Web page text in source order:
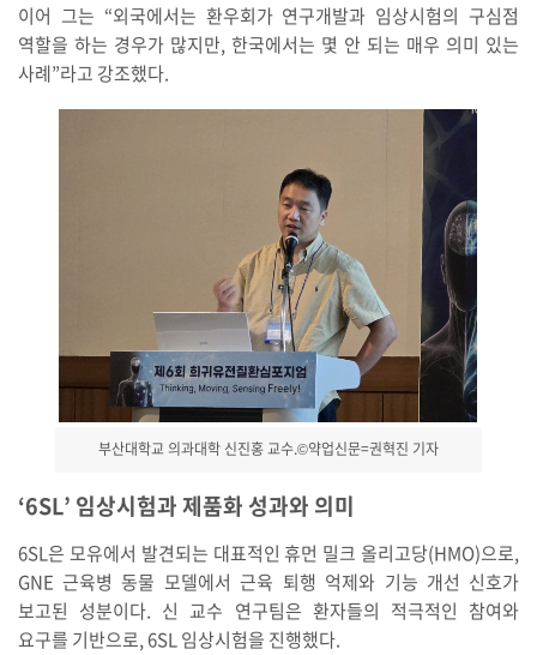
이어 그는 “외국에서는 환우회가 연구개발과 임상시험의 구심점
역할을 하는 경우가 많지만, 한국에서는 몇 안 되는 매우 의미 있는
사례”라고 강조했다.
부산대학교 의과대학 신진홍 교수.©약업신문=권혁진 기자
‘6SL’ 임상시험과 제품화 성과와 의미
6SL은 모유에서 발견되는 대표적인 휴먼 밀크 올리고당(HMO)으로,
GNE 근육병 동물 모델에서 근육 퇴행 억제와 기능 개선 신호가
보고된 성분이다. 신 교수 연구팀은 환자들의 적극적인 참여와
요구를 기반으로, 6SL 임상시험을 진행했다.